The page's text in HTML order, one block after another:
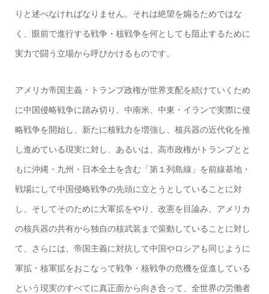
りと述べなければなりません。それは絶望を煽るためではな
く、眼前で進行する戦争・核戦争を何としても阻止するために
実力で闘う立場から呼びかけるものです。
アメリカ帝国主義・トランプ政権が世界支配を続けていくため
に中国侵略戦争に踏み切り、中南米、中東・イランで実際に侵
略戦争を開始し、新たに核戦力を増強し、核兵器の近代化を推
し進めている現実に対し、あるいは、高市政権がトランプとと
もに沖縄・九州・日本全土を含む「第１列島線」を前線基地・
戦場にして中国侵略戦争の先頭に立とうとしていることに対
し、そしてそのために大軍拡をやり、改憲を目論み、アメリカ
の核兵器の共有から独自の核武装まで策動していることに対し
て、さらには、帝国主義に対抗して中国やロシアも同じように
軍拡・核軍拡をおこなって戦争・核戦争の危機を促進している
という現実のすべてに真正面から向き合って、全世界の労働者